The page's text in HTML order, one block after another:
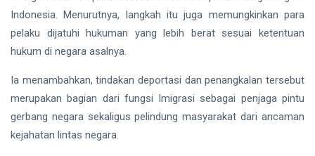
Indonesia. Menurutnya, langkah itu juga memungkinkan para
pelaku dijatuhi hukuman yang lebih berat sesuai ketentuan
hukum di negara asalnya.
Ia menambahkan, tindakan deportasi dan penangkalan tersebut
merupakan bagian dari fungsi Imigrasi sebagai penjaga pintu
gerbang negara sekaligus pelindung masyarakat dari ancaman
kejahatan lintas negara.